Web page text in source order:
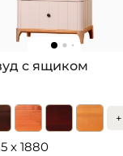
с ящиком
x 1880